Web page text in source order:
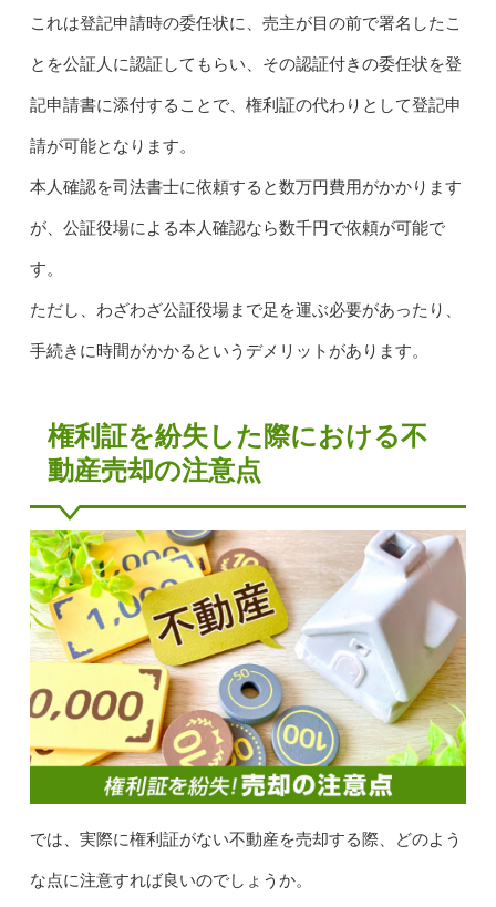
これは登記申請時の委任状に、売主が目の前で署名したこ
とを公証人に認証してもらい、 その認証付きの委任状を登
記申請書に添付することで、権利証の代わりとして登記申
請が可能となります。
本人確認を司法書士に依頼すると数万円費用がかかります
が、公証役場による本人確認なら数千円で依頼が可能で
す。
ただし、わざわざ公証役場まで足を運ぶ必要があったり、
手続きに時間がかかるというデメリットがあります。
権利証を紛失した際における不
動産売却の注意点
では、実際に権利証がない不動産を売却する際、どのよう
な点に注意すれば良いのでしょうか。